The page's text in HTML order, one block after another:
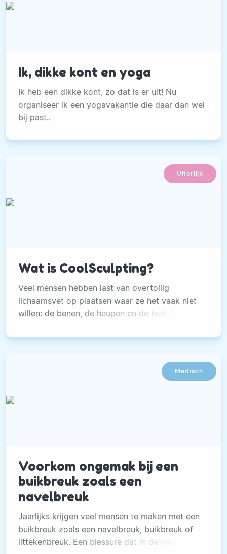
Ik, dikke kont en yoga
Ik heb een dikke kont, zo dat is er uit! Nu
organiseer ik een yogavakantie die daar dan wel
bij past..
Uiterlijk
Wat is CoolSculpting?
Veel mensen hebben last van overtollig
lichaamsvet op plaatsen waar ze het vaak niet
willen: de benen, de heupen en de buik. Meestal
Medisch
Voorkom ongemak bij een
buikbreuk zoals een
navelbreuk
Jaarlijks krijgen veel mensen te maken met een
buikbreuk zoals een navelbreuk, buikbreuk of
littekenbreuk. Een blessure dat in de meeste